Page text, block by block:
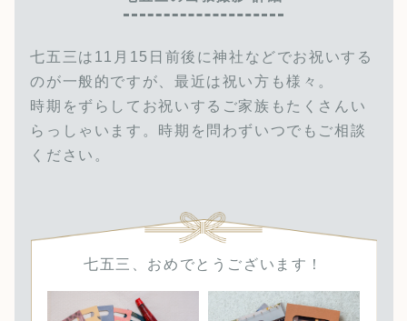
七五三は11月15日前後に神社などでお祝いする
のが一般的ですが、最近は祝い方も様々。
時期をずらしてお祝いするご家族もたくさんい
らっしゃいます。時期を問わずいつでもご相談
ください。
七五三、おめでとうございます！